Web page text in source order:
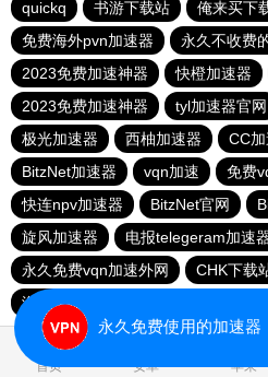
quickq
书游下载站 俺来买下
免费海外pvn加速器
永久不收费
2023免费加速神器
快橙加速器
2023免费加速神器
tyl加速器官网
极光加速器
西柚加速器 CC
BitzNet加速器
vqn加速 免费
快连npv加速器
BitzNet官网
旋风加速器
电报telegeram加速
永久免费vqn加速外网
CHK下载
海鸥下载站
首页 安卓 苹果
永久免费使用的加速器